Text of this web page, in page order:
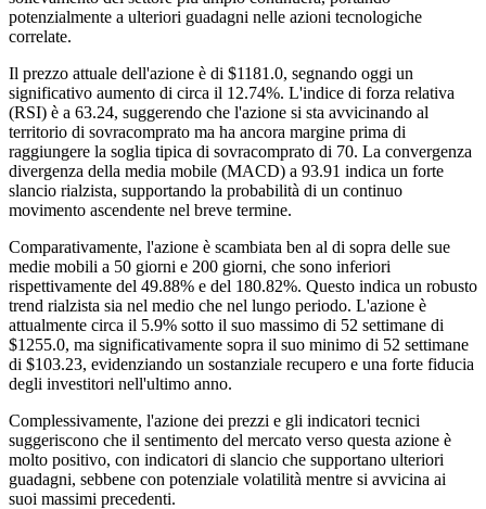
potenzialmente a ulteriori guadagni nelle azioni tecnologiche
correlate.
Il prezzo attuale dell'azione è di $1181.0, segnando oggi un
significativo aumento di circa il 12.74%. L'indice di forza relativa
(RSI) è a 63.24, suggerendo che l'azione si sta avvicinando al
territorio di sovracomprato ma ha ancora margine prima di
raggiungere la soglia tipica di sovracomprato di 70. La convergenza
divergenza della media mobile (MACD) a 93.91 indica un forte
slancio rialzista, supportando la probabilità di un continuo
movimento ascendente nel breve termine.
Comparativamente, l'azione è scambiata ben al di sopra delle sue
medie mobili a 50 giorni e 200 giorni, che sono inferiori
rispettivamente del 49.88% e del 180.82%. Questo indica un robusto
trend rialzista sia nel medio che nel lungo periodo. L'azione è
attualmente circa il 5.9% sotto il suo massimo di 52 settimane di
$1255.0, ma significativamente sopra il suo minimo di 52 settimane
di $103.23, evidenziando un sostanziale recupero e una forte fiducia
degli investitori nell'ultimo anno.
Complessivamente, l'azione dei prezzi e gli indicatori tecnici
suggeriscono che il sentimento del mercato verso questa azione è
molto positivo, con indicatori di slancio che supportano ulteriori
guadagni, sebbene con potenziale volatilità mentre si avvicina ai
suoi massimi precedenti.